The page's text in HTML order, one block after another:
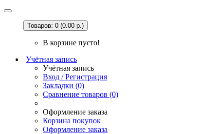
Товаров: 0 (0.00 р.)
В корзине пусто!
Учётная запись
Учётная запись
Вход / Регистрация
Закладки (0)
Сравнение товаров (0)
Оформление заказа
Корзина покупок
Оформление заказа